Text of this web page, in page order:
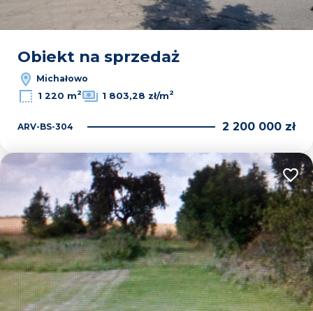
Obiekt na sprzedaż
Michałowo
1 220 m2 1 803,28 zł/m2
ARV-BS-304 2 200 000 zł